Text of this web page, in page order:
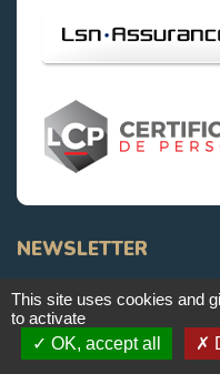
NEWSLETTER
En cliquant sur le bouton «
This site uses cookies and
to activate
OK, accept all